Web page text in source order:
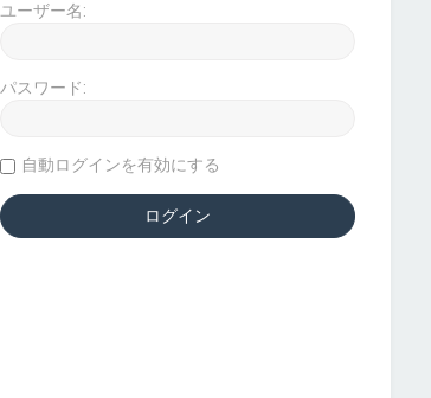
ユーザー名:
パスワード:
自動ログインを有効にする